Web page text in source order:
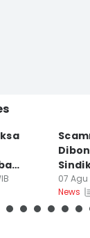
Apa?
07 Agu
News